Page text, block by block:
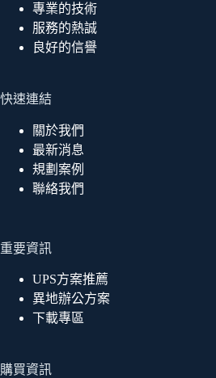
專業的技術
服務的熱誠
良好的信譽
快速連結
關於我們
最新消息
規劃案例
聯絡我們
重要資訊
UPS方案推薦
異地辦公方案
下載專區
購買資訊